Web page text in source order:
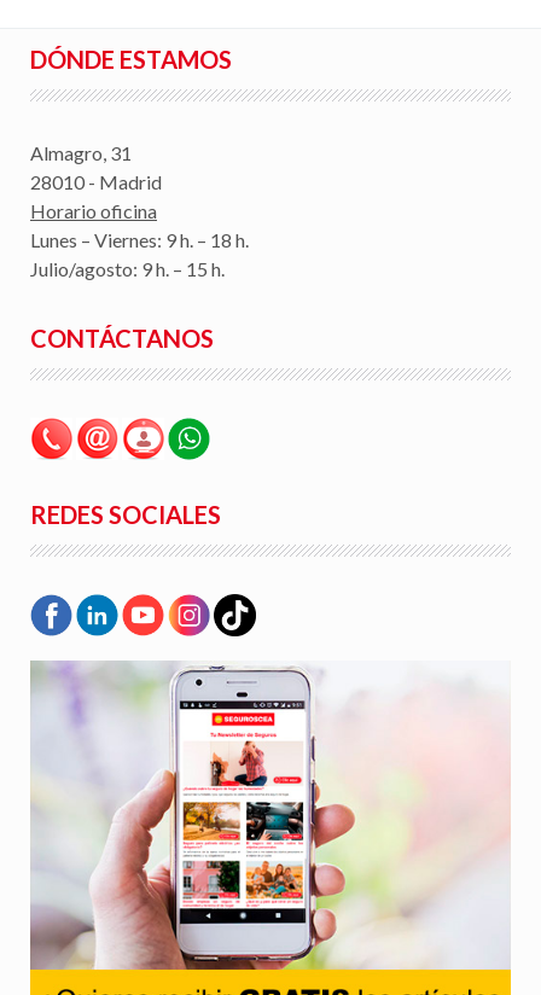
DÓNDE ESTAMOS
Almagro, 31
28010 - Madrid
Horario oficina
Lunes – Viernes: 9 h. – 18 h.
Julio/agosto: 9 h. – 15 h.
CONTÁCTANOS
REDES SOCIALES